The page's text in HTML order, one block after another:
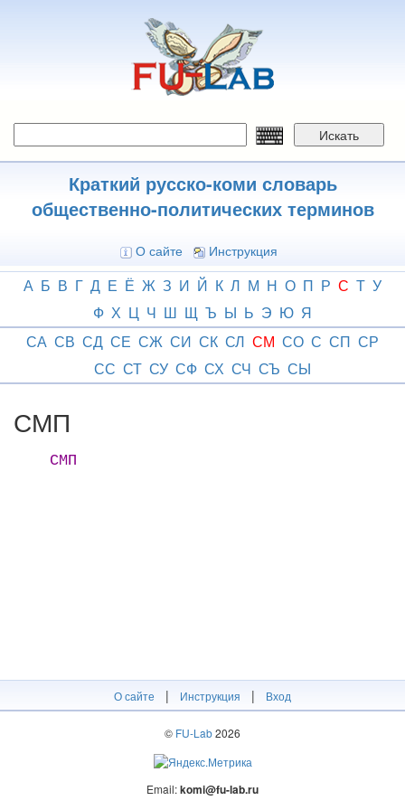
Искать
Краткий русско-коми словарь
общественно-политических терминов
О сайте Инструкция
А Б В Г Д Е Ё Ж З И Й К Л М Н О П Р С Т У
Ф Х Ц Ч Ш Щ Ъ Ы Ь Э Ю Я
СА СВ СД СЕ СЖ СИ СК СЛ СМ СО С СП СР
СС СТ СУ СФ СХ СЧ СЪ СЫ
СМП
СМП
О сайте | Инструкция | Вход
© FU-Lab2026
Email:komi@fu-lab.ru